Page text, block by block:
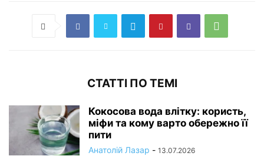
СТАТТІ ПО ТЕМІ
Кокосова вода влітку: користь,
міфи та кому варто обережно її
пити
Анатолій Лазар - 13.07.2026